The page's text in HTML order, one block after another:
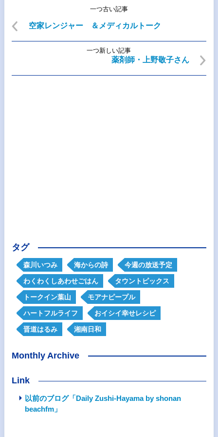
一つ古い記事
空家レンジャー ＆メディカルトーク
一つ新しい記事
薬剤師・上野敬子さん
タグ
森川いつみ 海からの詩 今週の放送予定
わくわくしあわせごはん タウントピックス
トークイン葉山 モアナピープル
ハートフルライフ おイシイ幸せレシピ
晋道はるみ 湘南日和
Monthly Archive
Link
以前のブログ「Daily Zushi-Hayama by shonan
beachfm」